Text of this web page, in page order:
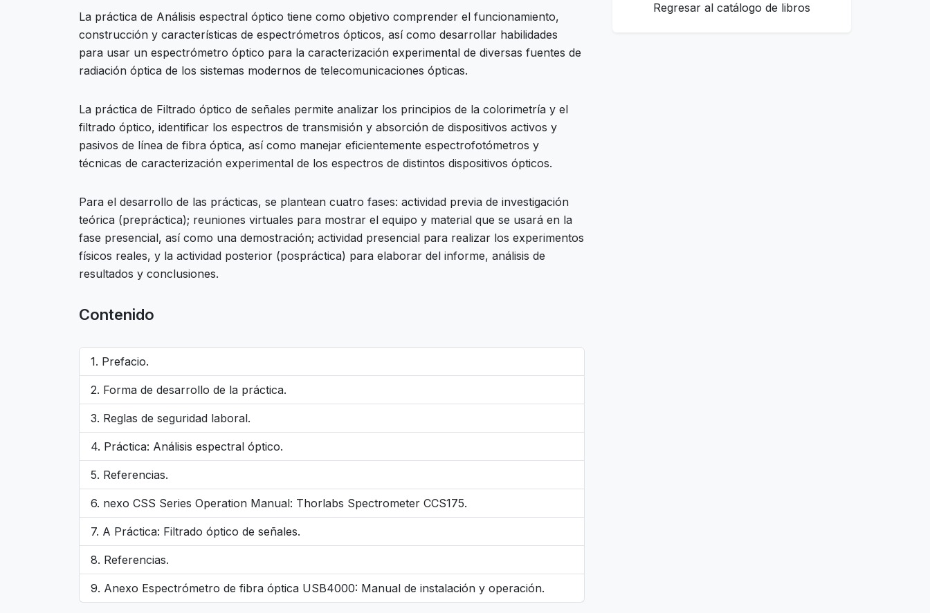
Regresar al catálogo de libros
La práctica de Análisis espectral óptico tiene como objetivo comprender el funcionamiento,
construcción y características de espectrómetros ópticos, así como desarrollar habilidades
para usar un espectrómetro óptico para la caracterización experimental de diversas fuentes de
radiación óptica de los sistemas modernos de telecomunicaciones ópticas.
La práctica de Filtrado óptico de señales permite analizar los principios de la colorimetría y el
filtrado óptico, identificar los espectros de transmisión y absorción de dispositivos activos y
pasivos de línea de fibra óptica, así como manejar eficientemente espectrofotómetros y
técnicas de caracterización experimental de los espectros de distintos dispositivos ópticos.
Para el desarrollo de las prácticas, se plantean cuatro fases: actividad previa de investigación
teórica (prepráctica); reuniones virtuales para mostrar el equipo y material que se usará en la
fase presencial, así como una demostración; actividad presencial para realizar los experimentos
físicos reales, y la actividad posterior (pospráctica) para elaborar del informe, análisis de
resultados y conclusiones.
Contenido
Prefacio.
Forma de desarrollo de la práctica.
Reglas de seguridad laboral.
Práctica: Análisis espectral óptico.
Referencias.
nexo CSS Series Operation Manual: Thorlabs Spectrometer CCS175.
A Práctica: Filtrado óptico de señales.
Referencias.
Anexo Espectrómetro de fibra óptica USB4000: Manual de instalación y operación.